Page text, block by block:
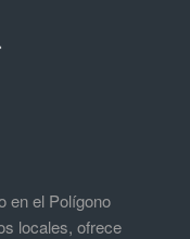
en el Polígono
locales, ofrece